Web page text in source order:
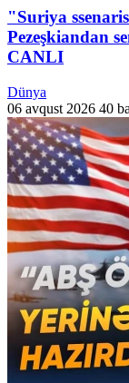
"Suriya
Pezeşkiandan
CANLI
Dünya
06 avqust 2026 40